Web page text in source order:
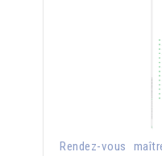
Rendez-vous